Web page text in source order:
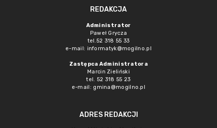
REDAKCJA
Administrator
Paweł Grycza
tel.52 318 55 33
e-mail: informatyk@mogilno.pl
Zastępca Administratora
Marcin Zieliński
tel. 52 318 55 23
e-mail: gmina@mogilno.pl
ADRES REDAKCJI